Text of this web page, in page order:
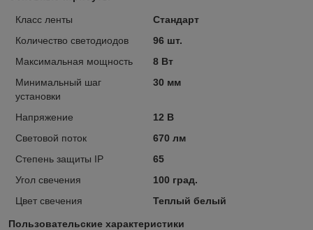
Класс ленты
Стандарт
Количество светодиодов
96 шт.
Максимальная мощность
8 Вт
Минимальный шаг
установки
30 мм
Напряжение
12 В
Световой поток
670 лм
Степень защиты IP
65
Угол свечения
100 град.
Цвет свечения
Теплый белый
Пользовательские характеристики